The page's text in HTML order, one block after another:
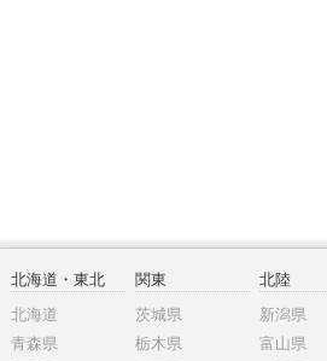
北海道・東北
北海道
青森県
関東
茨城県
栃木県
北陸
新潟県
富山県